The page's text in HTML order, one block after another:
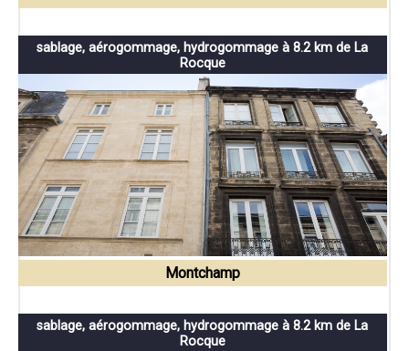
sablage, aérogommage, hydrogommage à 8.2 km de La
Rocque
Montchamp
sablage, aérogommage, hydrogommage à 8.2 km de La
Rocque